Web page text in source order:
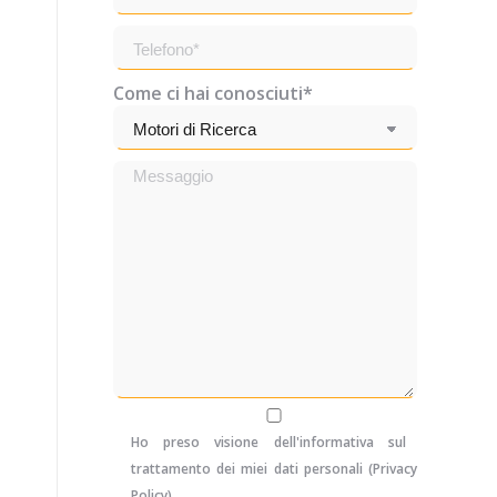
Come ci hai conosciuti*
Ho preso visione dell'informativa sul
trattamento dei miei dati personali (Privacy